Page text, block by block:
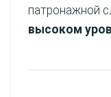
патронажной
высоком